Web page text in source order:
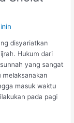
disyariatkan
Hukum dari
yang sangat
melaksanakan
masuk waktu
pada pagi